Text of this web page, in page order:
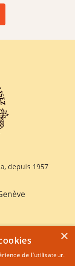
depuis 1957
×
de l'utilisateur.